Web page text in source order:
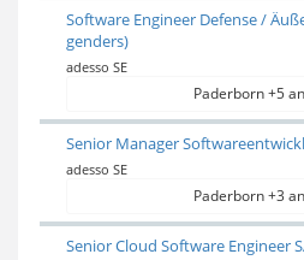
Software Engineer Defense /
genders)
adesso SE
Paderborn +5
Senior Manager
adesso SE
Paderborn +3
Senior Cloud Software Engineer